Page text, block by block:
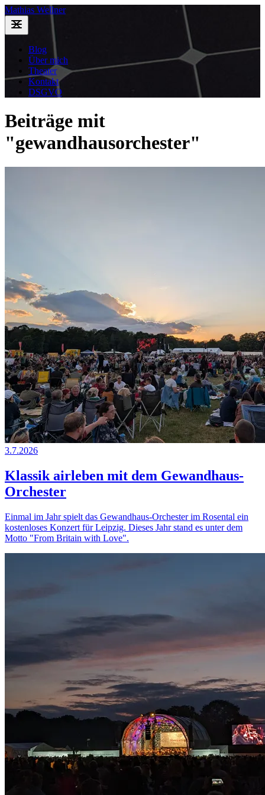
Mathias Wellner
Blog
Über mich
Theater
Kontakt
DSGVO
Beiträge mit
"gewandhausorchester"
3.7.2026
Klassik airleben mit dem Gewandhaus-
Orchester
Einmal im Jahr spielt das Gewandhaus-Orchester im Rosental ein
kostenloses Konzert für Leipzig. Dieses Jahr stand es unter dem
Motto "From Britain with Love".